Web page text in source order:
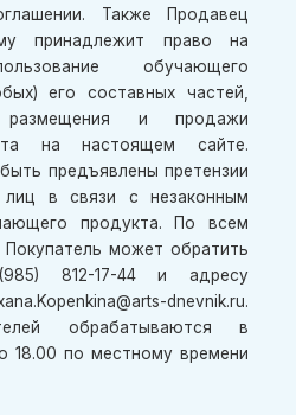
Также Продавец
принадлежит право на
обучающего
его составных частей,
и продажи
на настоящем сайте.
предъявлены претензии
в связи с незаконным
продукта. По всем
может обратить
812-17-44 и адресу
dnevnik.ru.
обрабатываются в
18.00 по местному времени